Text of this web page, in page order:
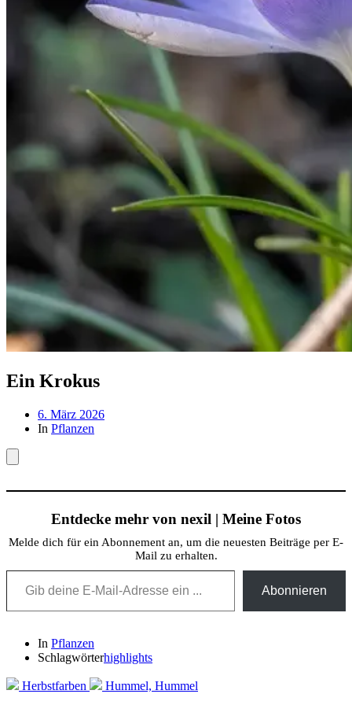
Ein Krokus
Beitragsdatum
6. März 2026
In Pflanzen
Entdecke mehr von nexil | Meine Fotos
Melde dich für ein Abonnement an, um die neuesten Beiträge per E-
Mail zu erhalten.
Gib deine E-Mail-Adresse ein ...
Abonnieren
In Pflanzen
Schlagwörterhighlights
Herbstfarben Hummel, Hummel